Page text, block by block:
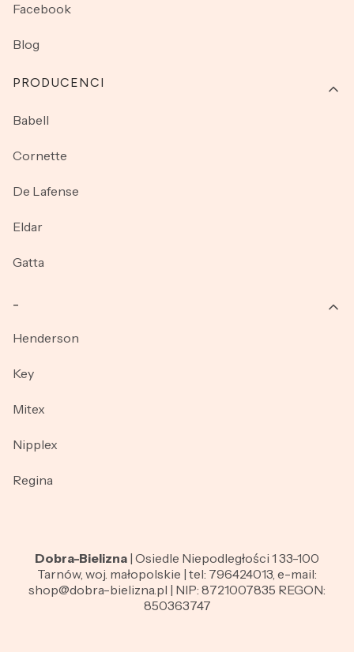
Facebook
Blog
PRODUCENCI
Babell
Cornette
De Lafense
Eldar
Gatta
Henderson
Key
Mitex
Nipplex
Regina
Dobra-Bielizna | Osiedle Niepodległości 1 33-100
Tarnów, woj. małopolskie | tel: 796424013, e-mail:
shop@dobra-bielizna.pl | NIP: 8721007835 REGON:
850363747